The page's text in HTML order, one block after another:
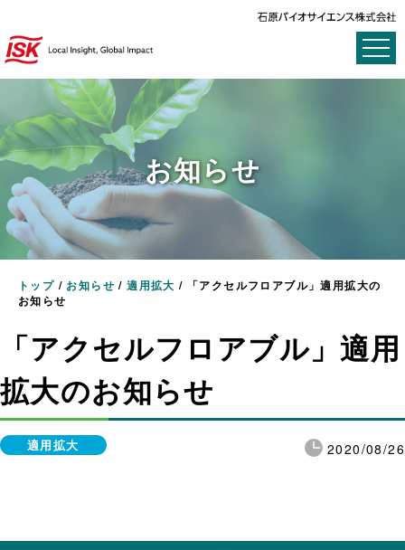
お知らせ
トップ / お知らせ /適用拡大 /
「アクセルフロアブル」適用拡大の
お知らせ
「アクセルフロアブル」適用
拡大のお知らせ
2020/08/26
適用拡大